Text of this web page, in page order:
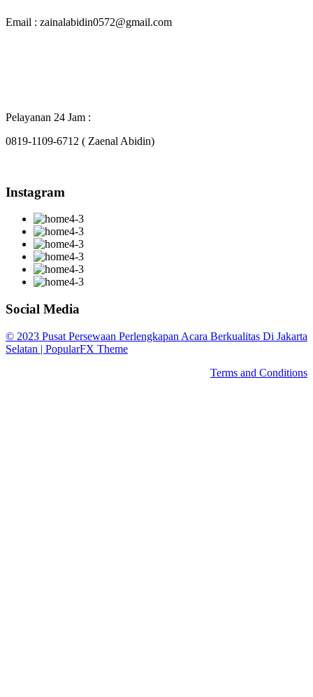
Email : zainalabidin0572@gmail.com
Pelayanan 24 Jam :
0819-1109-6712 ( Zaenal Abidin)
Instagram
Social Media
© 2023 Pusat Persewaan Perlengkapan Acara Berkualitas Di Jakarta
Selatan | PopularFX Theme
Terms and Conditions